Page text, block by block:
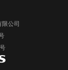
公司